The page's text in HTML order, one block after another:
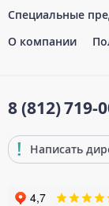
Специальные
О компании
8 (812)719-
Написать